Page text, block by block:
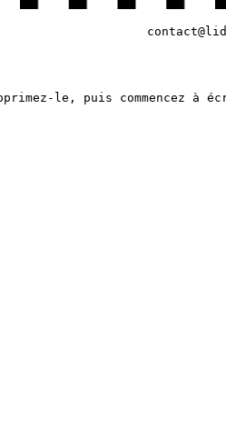
le, puis commencez à